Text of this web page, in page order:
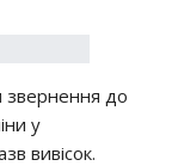
звернення до
у
вивісок.